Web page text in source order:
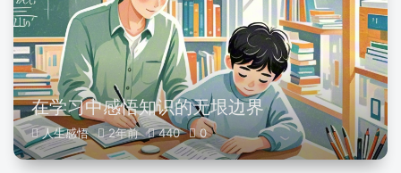
在学习中感悟知识的无垠边界
人生感悟 2年前 440 0